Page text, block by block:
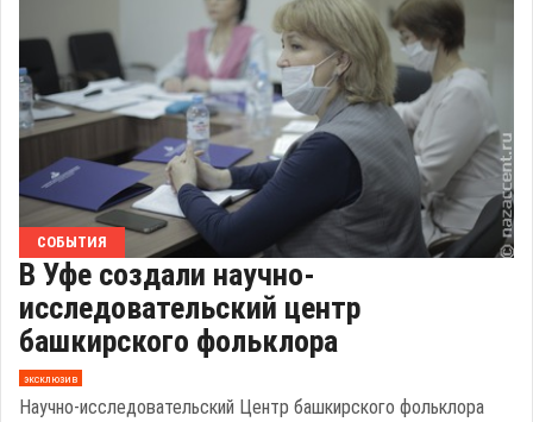
СОБЫТИЯ
В Уфе создали научно-
исследовательский центр
башкирского фольклора
эксклюзив
Научно-исследовательский Центр башкирского фольклора